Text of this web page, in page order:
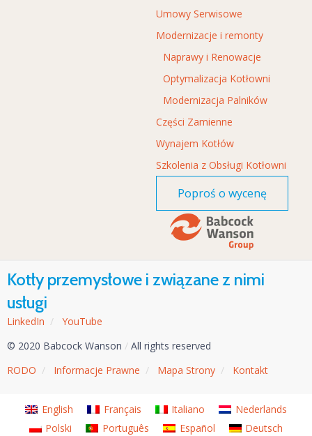
Umowy Serwisowe
Modernizacje i remonty
Naprawy i Renowacje
Optymalizacja Kotłowni
Modernizacja Palników
Części Zamienne
Wynajem Kotłów
Szkolenia z Obsługi Kotłowni
Poproś o wycenę
Kotły przemysłowe i związane z nimi
usługi
LinkedIn /
YouTube
© 2020 Babcock Wanson / All rights reserved
RODO / Informacje Prawne / Mapa Strony / Kontakt
English Français Italiano
Nederlands
Polski
Português Español Deutsch